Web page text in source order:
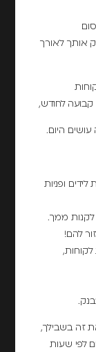
אותך לאורך
קבועה לחודש,
היום.
ופניות
לקנות ממך.
להם!
זה בשבילך,
לפי שעות